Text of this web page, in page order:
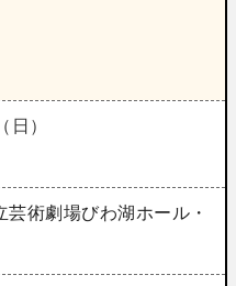
日）
芸術劇場びわ湖ホール・